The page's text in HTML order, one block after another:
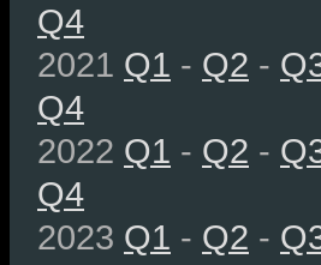
Q4
2021 Q1 - Q2 -
Q4
2022 Q1 - Q2 -
Q4
2023 Q1 - Q2 -